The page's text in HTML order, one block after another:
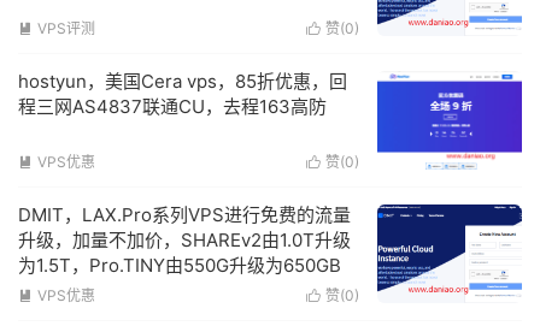
 赞(0)
 VPS评测
hostyun，美国Cera vps，85折优惠，回
程三网AS4837联通CU，去程163高防
 赞(0)
 VPS优惠
DMIT，LAX.Pro系列VPS进行免费的流量
升级，加量不加价，SHAREv2由1.0T升级
为1.5T，Pro.TINY由550G升级为650GB
 赞(0)
 VPS优惠